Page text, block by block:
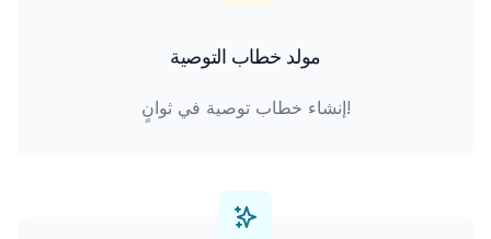
مولد خطاب التوصية
إنشاء خطاب توصية في ثوانٍ!